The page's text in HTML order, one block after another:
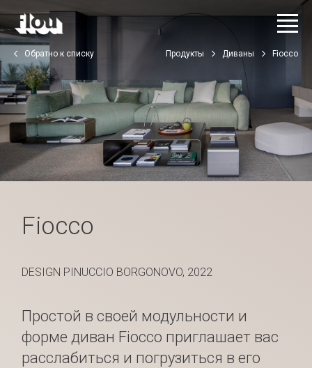
Обратно к списку Продукты Диваны Fiocco
Fiocco
DESIGN PINUCCIO BORGONOVO, 2022
Простой в своей модульности и
форме диван Fiocco приглашает вас
расслабиться и погрузиться в его